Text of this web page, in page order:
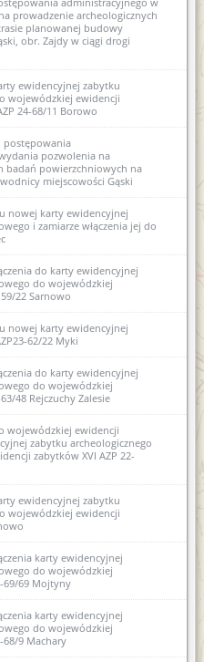
prowadzenie archeologicznych
planowanej budowy
obr. Zajdy w ciągi drogi
ewidencyjnej zabytku
wojewódzkiej ewidencji
24-68/11 Borowo
postępowania
pozwolenia na
badań powierzchniowych na
miejscowości Gąski
nowej karty ewidencyjnej
i zamiarze włączenia jej do
do karty ewidencyjnej
do wojewódzkiej
22 Sarnowo
nowej karty ewidencyjnej
62/22 Myki
do karty ewidencyjnej
do wojewódzkiej
48 Rejczuchy Zalesie
wojewódzkiej ewidencji
zabytku archeologicznego
zabytków XVI AZP 22-
ewidencyjnej zabytku
wojewódzkiej ewidencji
karty ewidencyjnej
do wojewódzkiej
69/69 Mojtyny
karty ewidencyjnej
do wojewódzkiej
68/9 Machary